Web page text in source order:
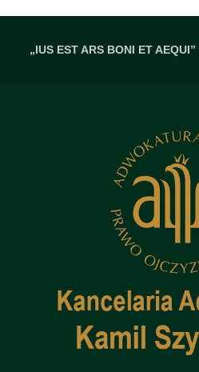
„IUS EST ARS BONI ET AEQUI”